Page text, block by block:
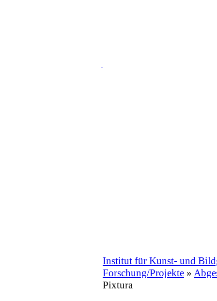
Institut für Kunst- und
Forschung/Projekte »
Pixtura